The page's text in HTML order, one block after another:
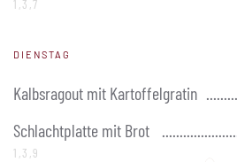
1,3,7
DIENSTAG
Kalbsragout mit Kartoffelgratin
Schlachtplatte mit Brot
1,3,9